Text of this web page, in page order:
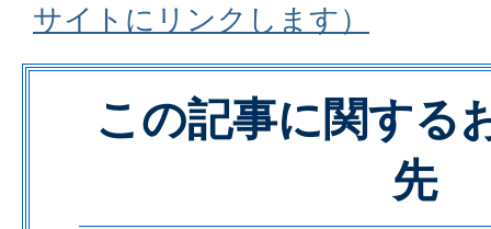
サイトにリンクします）
この記事に関する
先